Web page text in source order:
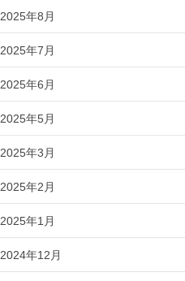
2025年8月
2025年7月
2025年6月
2025年5月
2025年3月
2025年2月
2025年1月
2024年12月